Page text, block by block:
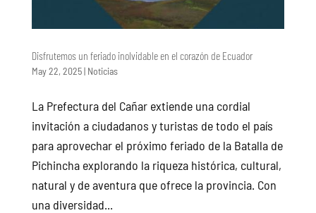
Disfrutemos un feriado inolvidable en el corazón de Ecuador
May 22, 2025| Noticias
La Prefectura del Cañar extiende una cordial
invitación a ciudadanos y turistas de todo el país
para aprovechar el próximo feriado de la Batalla de
Pichincha explorando la riqueza histórica, cultural,
natural y de aventura que ofrece la provincia. Con
una diversidad...